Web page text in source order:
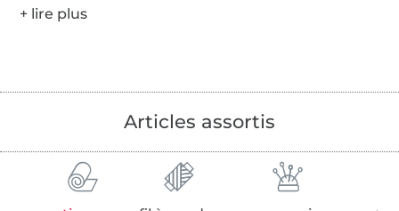
Articles assortis